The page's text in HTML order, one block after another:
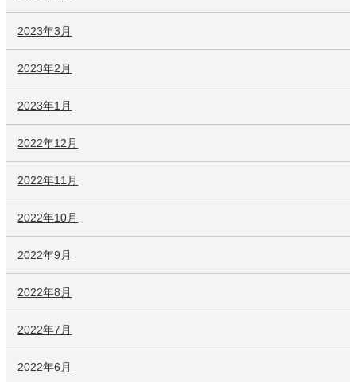
2023年3月
2023年2月
2023年1月
2022年12月
2022年11月
2022年10月
2022年9月
2022年8月
2022年7月
2022年6月